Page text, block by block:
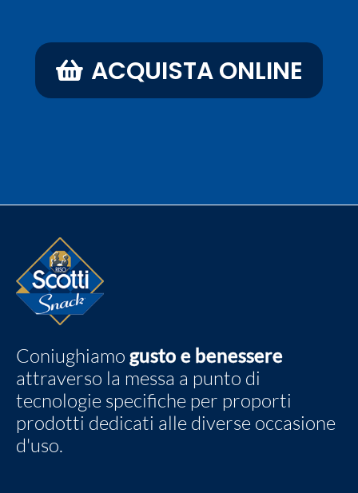
ACQUISTA ONLINE
Coniughiamo gusto e benessere
attraverso la messa a punto di
tecnologie specifiche per proporti
prodotti dedicati alle diverse occasione
d'uso.